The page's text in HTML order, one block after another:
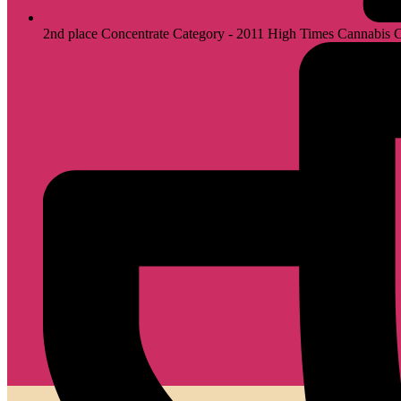
2nd place Concentrate Category - 2011 High Times Cannabis